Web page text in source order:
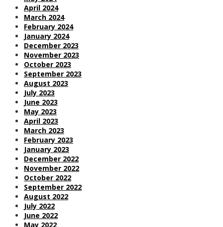
April 2024
March 2024
February 2024
January 2024
December 2023
November 2023
October 2023
September 2023
August 2023
July 2023
June 2023
May 2023
April 2023
March 2023
February 2023
January 2023
December 2022
November 2022
October 2022
September 2022
August 2022
July 2022
June 2022
May 2022